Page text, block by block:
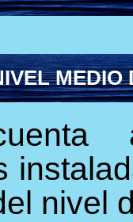
MEDIO
nivel